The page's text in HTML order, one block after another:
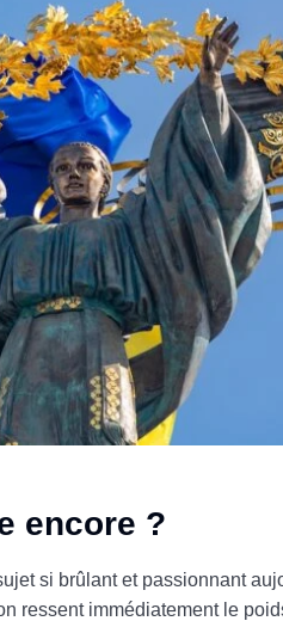
encore ?
si brûlant et passionnant
ressent immédiatement le